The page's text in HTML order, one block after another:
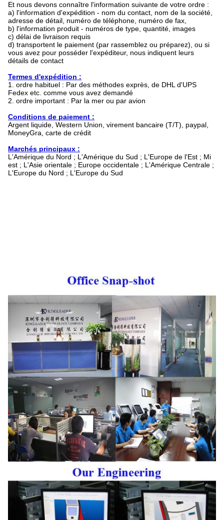
Et nous devons connaître l'information suivante de votre ordre :
a) l'information d'expédition - nom du contact, nom de la société,
adresse de détail, numéro de téléphone, numéro de fax,
b) l'information produit - numéros de type, quantité, images
c) délai de livraison requis
d) transportent le paiement (par rassemblez ou préparez), ou si
vous avez pour posséder l'expéditeur, nous indiquent leurs
détails de contact
Termes d'expédition :
1. ordre habituel : Par des méthodes exprès, de DHL d'UPS
Fedex etc. comme vous avez demandé
2. ordre important : Par la mer ou par avion
Conditions de paiement :
Argent liquide, Western Union, virement bancaire (T/T), paypal,
MoneyGra, carte de crédit
Marchés principaux :
L'Amérique du Nord ; L'Amérique du Sud ; L'Europe de l'Est ; Mi
est ; L'Asie orientale ; Europe occidentale ; L'Amérique Centrale ;
L'Europe du Nord ; L'Europe du Sud